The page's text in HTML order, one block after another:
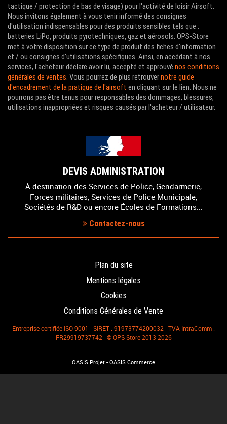
tactique / protection de bas de visage) pour l'activité de loisir Airsoft.
Nous invitons également à vous tenir informé des consignes
d'utilisation indispensables pour des produits sensibles tels que :
batteries LiPo, produits pyrotechniques, gaz et aérosols. OPS-Store
met à votre disposition sur ce type de produit des fiches d'information
et / ou consignes d'utilisations spécifiques. Ainsi, en accédant à nos
services, l'acheteur déclare avoir lu, accepté et approuvé nos conditions
générales de ventes. Vous pourrez de plus retrouvernotre guide
d'encadrement de la pratique de l'airsoft en cliquant sur le lien. Nous ne
pourrons pas être tenus pour responsables des dommages, blessures,
utilisations inappropriées et risques causés par l'acheteur / utilisateur.
DEVIS ADMINISTRATION
À destination des Services de Police, Gendarmerie,
Forces militaires, Services de Police Municipale,
Sociétés de R&D ou encore Écoles de Formations...
Contactez-nous
Plan du site
Mentions légales
Cookies
Conditions Générales de Vente
Entreprise certifiée ISO 9001 - SIRET : 91973774200032 - TVA IntraComm :
FR29919737742 - © OPS Store 2013-2026
OASIS Projet - OASIS Commerce